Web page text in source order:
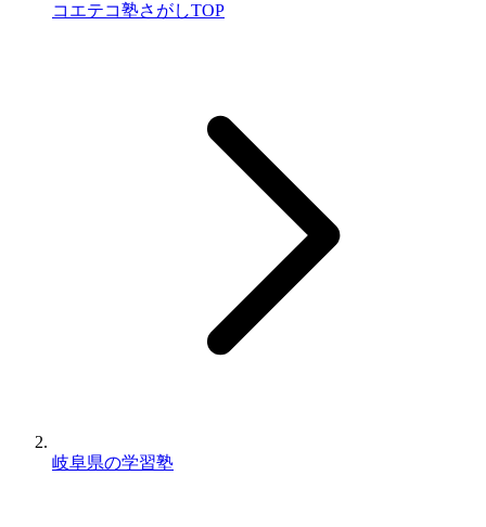
コエテコ塾さがしTOP
岐阜県の学習塾